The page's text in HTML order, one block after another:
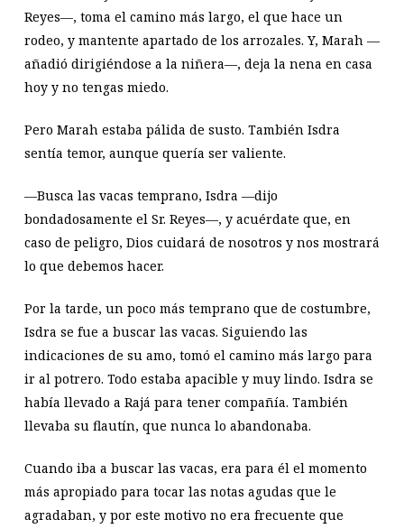
Reyes—, toma el camino más largo, el que hace un
rodeo, y mantente apartado de los arrozales. Y, Marah —
añadió dirigiéndose a la niñera—, deja la nena en casa
hoy y no tengas miedo.
Pero Marah estaba pálida de susto. También Isdra
sentía temor, aunque quería ser valiente.
—Busca las vacas temprano, Isdra —dijo
bondadosamente el Sr. Reyes—, y acuérdate que, en
caso de peligro, Dios cuidará de nosotros y nos mostrará
lo que debemos hacer.
Por la tarde, un poco más temprano que de costumbre,
Isdra se fue a buscar las vacas. Siguiendo las
indicaciones de su amo, tomó el camino más largo para
ir al potrero. Todo estaba apacible y muy lindo. Isdra se
había llevado a Rajá para tener compañía. También
llevaba su flautín, que nunca lo abandonaba.
Cuando iba a buscar las vacas, era para él el momento
más apropiado para tocar las notas agudas que le
agradaban, y por este motivo no era frecuente que